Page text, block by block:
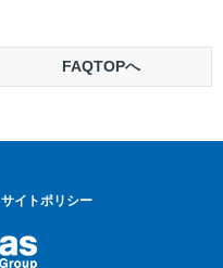
FAQTOPへ
サイトポリシー